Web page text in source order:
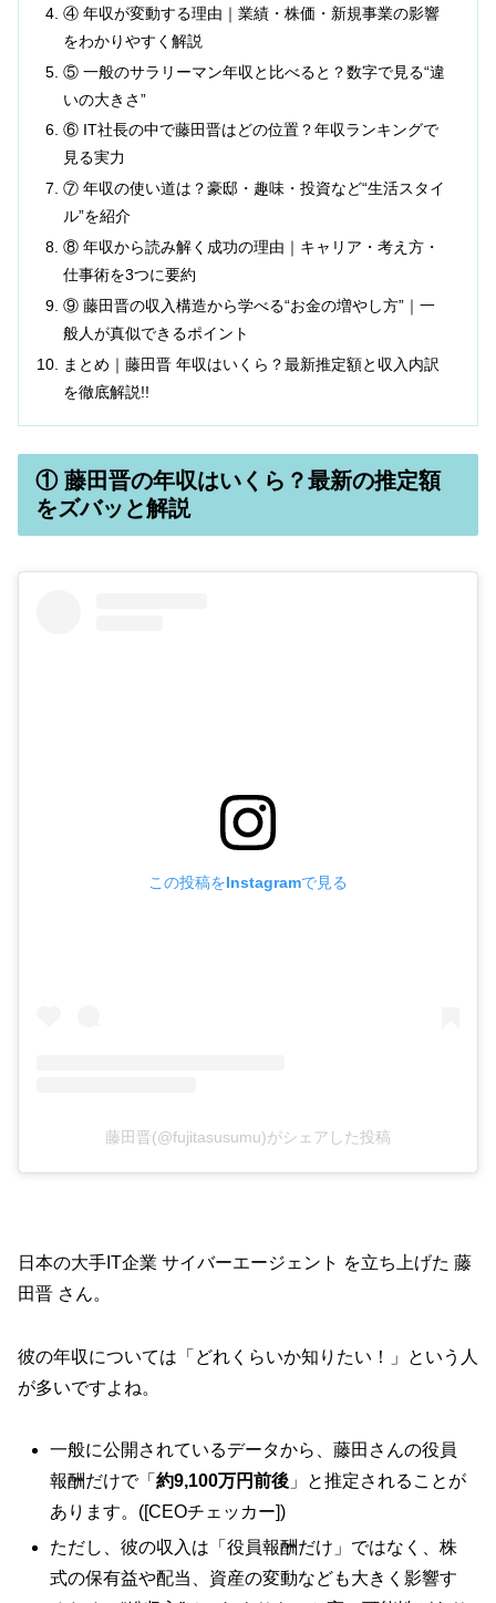
④ 年収が変動する理由｜業績・株価・新規事業の影響
をわかりやすく解説
⑤ 一般のサラリーマン年収と比べると？数字で見る“違
いの大きさ”
⑥ IT社長の中で藤田晋はどの位置？年収ランキングで
見る実力
⑦ 年収の使い道は？豪邸・趣味・投資など“生活スタイ
ル”を紹介
⑧ 年収から読み解く成功の理由｜キャリア・考え方・
仕事術を3つに要約
⑨ 藤田晋の収入構造から学べる“お金の増やし方”｜一
般人が真似できるポイント
まとめ｜藤田晋 年収はいくら？最新推定額と収入内訳
を徹底解説!!
① 藤田晋の年収はいくら？最新の推定額
をズバッと解説
この投稿をInstagramで見る
藤田晋(@fujitasusumu)がシェアした投稿
日本の大手IT企業 サイバーエージェント を立ち上げた 藤
田晋 さん。
彼の年収については「どれくらいか知りたい！」という人
が多いですよね。
一般に公開されているデータから、藤田さんの役員
報酬だけで「約9,100万円前後 」と推定されることが
あります。([CEOチェッカー])
ただし、彼の収入は「役員報酬だけ」ではなく、株
式の保有益や配当、資産の変動なども大きく影響す